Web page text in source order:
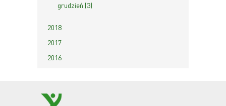
grudzień (3)
2018
2017
2016